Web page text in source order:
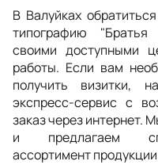
В Валуйках
типографию "Братья
своими доступными
работы. Если вам
получить визитки,
экспресс-сервис с
заказ через интернет.
и предлагаем
ассортимент